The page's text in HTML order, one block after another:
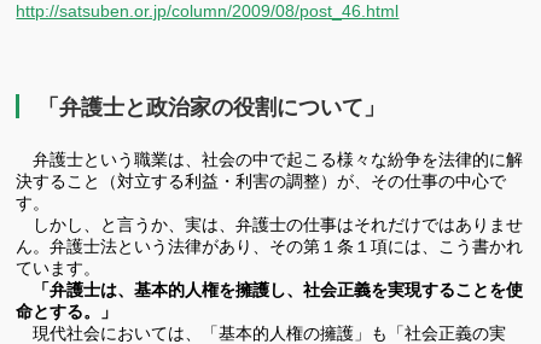
http://satsuben.or.jp/column/2009/08/post_46.html
「弁護士と政治家の役割について」
弁護士という職業は、社会の中で起こる様々な紛争を法律的に解
決すること（対立する利益・利害の調整）が、その仕事の中心で
す。
しかし、と言うか、実は、弁護士の仕事はそれだけではありませ
ん。弁護士法という法律があり、その第１条１項には、こう書かれ
ています。
「弁護士は、基本的人権を擁護し、社会正義を実現することを使
命とする。」
現代社会においては、「基本的人権の擁護」も「社会正義の実